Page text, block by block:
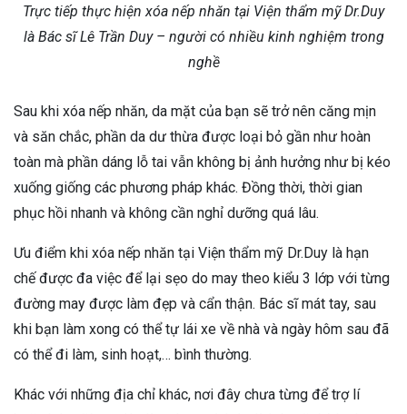
Trực tiếp thực hiện xóa nếp nhăn tại Viện thẩm mỹ Dr.Duy
là Bác sĩ Lê Trần Duy – người có nhiều kinh nghiệm trong
nghề
Sau khi xóa nếp nhăn, da mặt của bạn sẽ trở nên căng mịn
và săn chắc, phần da dư thừa được loại bỏ gần như hoàn
toàn mà phần dáng lỗ tai vẫn không bị ảnh hưởng như bị kéo
xuống giống các phương pháp khác. Đồng thời, thời gian
phục hồi nhanh và không cần nghỉ dưỡng quá lâu.
Ưu điểm khi xóa nếp nhăn tại Viện thẩm mỹ Dr.Duy là hạn
chế được đa việc để lại sẹo do may theo kiểu 3 lớp với từng
đường may được làm đẹp và cẩn thận. Bác sĩ mát tay, sau
khi bạn làm xong có thể tự lái xe về nhà và ngày hôm sau đã
có thể đi làm, sinh hoạt,… bình thường.
Khác với những địa chỉ khác, nơi đây chưa từng để trợ lí